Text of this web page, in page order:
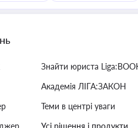
Знайти юриста
Академія ЛІГА:ЗАКОН
Теми в центрі уваги
Усі рішення і продукти